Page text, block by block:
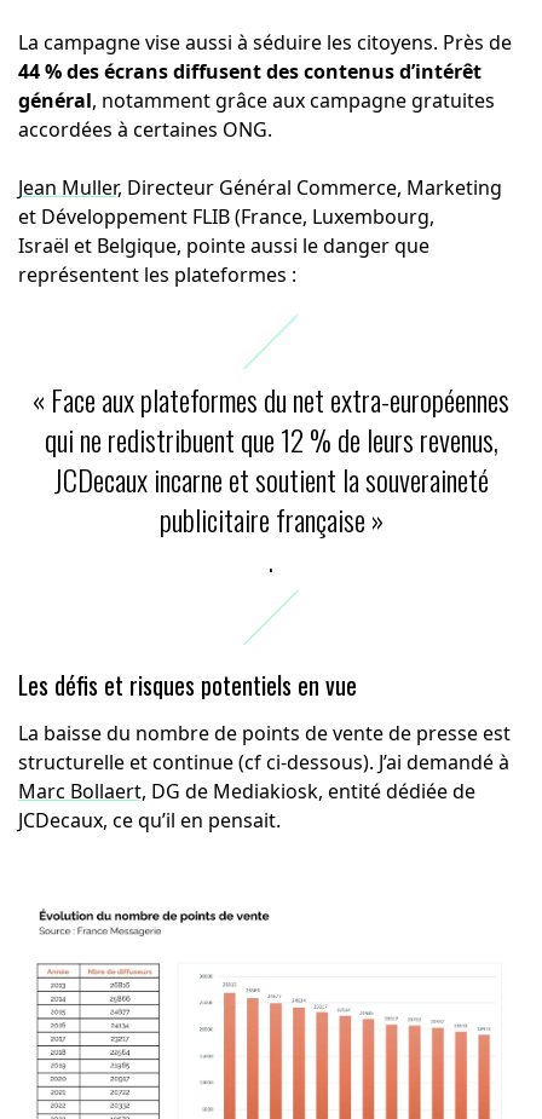
La campagne vise aussi à séduire les citoyens. Près de
44 % des écrans diffusent des contenus d’intérêt
général, notamment grâce aux campagne gratuites
accordées à certaines ONG.
Jean Muller, Directeur Général Commerce, Marketing
et Développement FLIB (France, Luxembourg,
Israël et Belgique, pointe aussi le danger que
représentent les plateformes :
« Face aux plateformes du net extra-européennes
qui ne redistribuent que 12 % de leurs revenus,
JCDecaux incarne et soutient la souveraineté
publicitaire française »
.
Les défis et risques potentiels en vue
La baisse du nombre de points de vente de presse est
structurelle et continue (cf ci-dessous). J’ai demandé à
Marc Bollaert, DG de Mediakiosk, entité dédiée de
JCDecaux, ce qu’il en pensait.